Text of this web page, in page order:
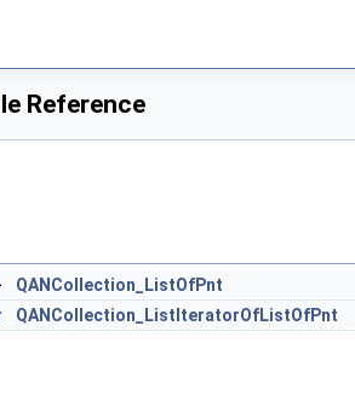
Reference
QANCollection_ListOfPnt
QANCollection_ListIteratorOfListOfPnt